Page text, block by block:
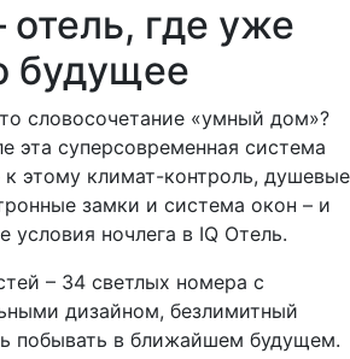
отель, где уже
будущее
словосочетание «умный дом»?
эта суперсовременная система
к этому климат-контроль, душевые
замки и система окон – и
условия ночлега в IQ Отель.
– 34 светлых номера с
дизайном, безлимитный
побывать в ближайшем будущем.